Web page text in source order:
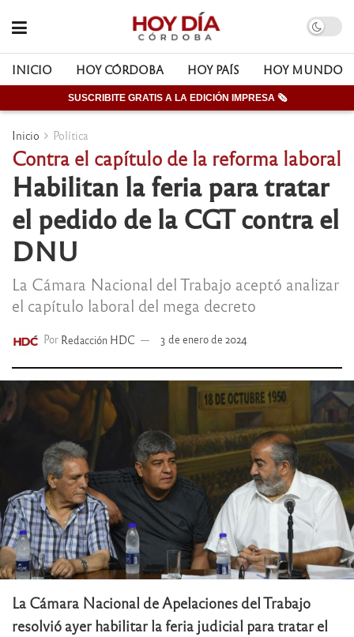
INICIO HOY CÓRDOBA HOY PAÍS HOY MUNDO
SUSCRIBITE GRATIS A LA EDICIÓN IMPRESA 🗞
Inicio Política
Contra el capítulo de la reforma laboral
Habilitan la feria para tratar
el pedido de la CGT contra el
DNU
La Cámara Nacional del Trabajo aceptó analizar
el capítulo laboral del mega decreto
Por Redacción HDC 3 de enero de 2024
La Cámara Nacional de Apelaciones del Trabajo
resolvió ayer habilitar la feria judicial para tratar el